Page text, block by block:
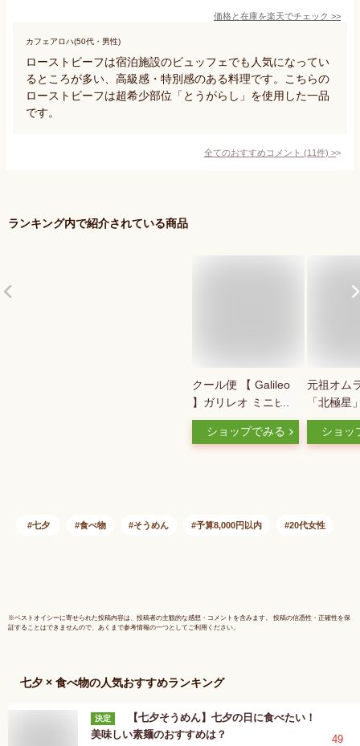
価格と在庫を楽天でチェック >>
カフェアロハ(50代・男性)
ローストビーフは宿泊施設のビュッフェでも人気になってい
るところが多い、高級感・特別感のある料理です。こちらの
ローストビーフは超希少部位「とうがらし」を使用した一品
です。
全てのおすすめコメント (11件) >
ランキング内で紹介されている商品
クール便 【 Galileo
】ガリレオ ミニピザ
マルゲリータ 24枚入
720g 28961モッツァ
ティー 一口サイズ
ショップでみる
元祖オム
「北極星
ス（
業祝い
ショッ
七夕 食べ物 そうめん 予算8,000円以内 20代女性
※ベストオイシーに寄せられた投稿内容は、投稿者の主観的な感想・コメントを含みます。 投稿の信憑性・正確性を保
証することはできませんので、あくまで参考情報の一つとしてご利用ください。
七夕 × 食べ物の人気おすすめランキング
決定
【七夕そうめん】七夕の日に食べたい！
美味しい素麺のおすすめは？
49